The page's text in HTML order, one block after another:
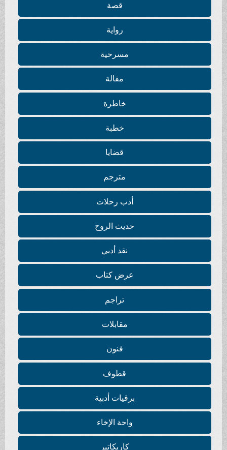
قصة
رواية
مسرحية
مقالة
خاطرة
خطبة
قضايا
مترجم
أدب رحلات
حديث الروح
نقد أدبي
عرض كتاب
تراجم
مقابلات
فنون
قطوف
برقيات أدبية
واحة الإخاء
كاريكاتير